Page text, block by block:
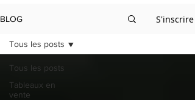
BLOG S'inscrire
Tous les posts
Tableaux en
vente
Tous les posts